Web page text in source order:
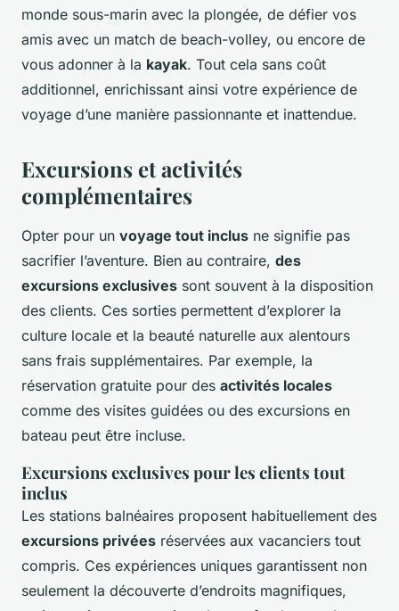
monde sous-marin avec la plongée, de défier vos
amis avec un match de beach-volley, ou encore de
vous adonner à la kayak. Tout cela sans coût
additionnel, enrichissant ainsi votre expérience de
voyage d’une manière passionnante et inattendue.
Excursions et activités
complémentaires
Opter pour un voyage tout inclus ne signifie pas
sacrifier l’aventure. Bien au contraire, des
excursions exclusives sont souvent à la disposition
des clients. Ces sorties permettent d’explorer la
culture locale et la beauté naturelle aux alentours
sans frais supplémentaires. Par exemple, la
réservation gratuite pour des activités locales
comme des visites guidées ou des excursions en
bateau peut être incluse.
Excursions exclusives pour les clients tout
inclus
Les stations balnéaires proposent habituellement des
excursions privées réservées aux vacanciers tout
compris. Ces expériences uniques garantissent non
seulement la découverte d’endroits magnifiques,